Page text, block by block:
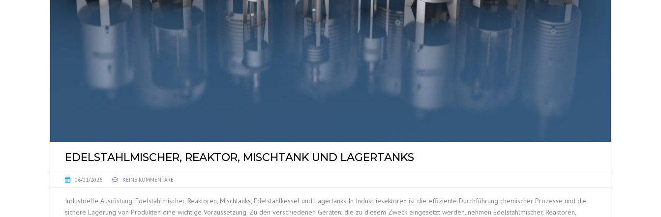
EDELSTAHLMISCHER, REAKTOR, MISCHTANK UND LAGERTANKS
06/01/2026 KEINE KOMMENTARE
Industrielle Ausrüstung: Edelstahlmischer, Reaktoren, Mischtanks, Edelstahlkessel und Lagertanks In Industriesektoren ist die effiziente Durchführung chemischer Prozesse und die
sichere Lagerung von Produkten eine wichtige Voraussetzung. Zu den verschiedenen Geräten, die zu diesem Zweck eingesetzt werden, nehmen Edelstahlmischer, Reaktoren,